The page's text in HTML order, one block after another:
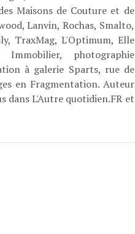
Maisons de Couture et de
Lanvin, Rochas, Smalto,
TraxMag, L'Optimum, Elle
photographie
à galerie Sparts, rue de
en Fragmentation. Auteur
dans L'Autre quotidien.FR et